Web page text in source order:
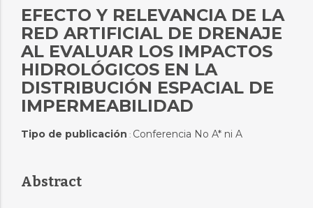
EFECTO Y RELEVANCIA DE LA
RED ARTIFICIAL DE DRENAJE
AL EVALUAR LOS IMPACTOS
HIDROLÓGICOS EN LA
DISTRIBUCIÓN ESPACIAL DE
IMPERMEABILIDAD
Tipo de publicación : Conferencia No A* ni A
Abstract